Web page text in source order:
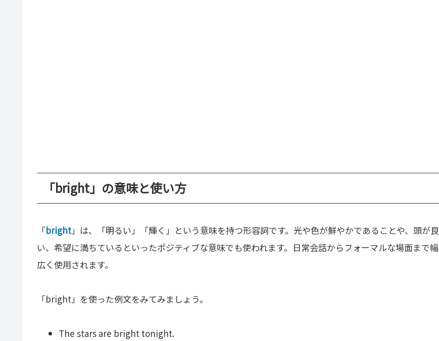
「bright」の意味と使い方
「bright」は、「明るい」「輝く」という意味を持つ形容詞です。光や色が鮮やかであることや、頭が良
い、希望に満ちているといったポジティブな意味でも使われます。日常会話からフォーマルな場面まで幅
広く使用されます。
「bright」を使った例文をみてみましょう。
The stars are bright tonight.